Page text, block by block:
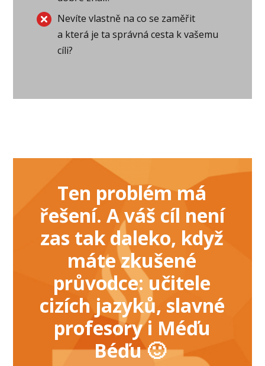
Nevíte vlastně na co se zaměřit
a která je ta správná cesta k vašemu
cíli?
Ten problém má
řešení. A váš cíl není
zas tak daleko, když
máte zkušené
průvodce: učitele
cizích jazyků, slavné
profesory i Méďu
Béďu 🙂